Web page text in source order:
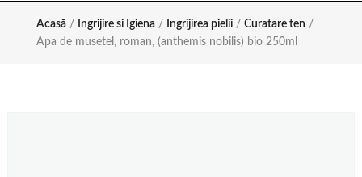
Acasă/ Ingrijire si Igiena/ Ingrijirea pielii/ Curatare ten /
Apa de musetel, roman, (anthemis nobilis) bio 250ml